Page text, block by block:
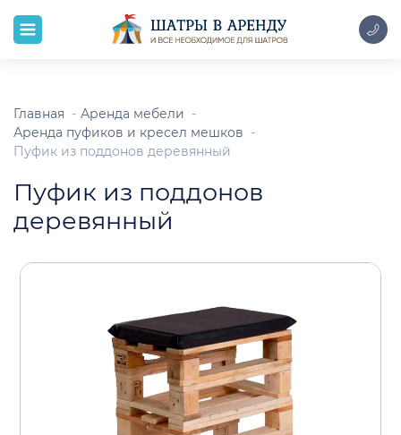
Главная
Аренда мебели
Аренда пуфиков и кресел мешков
Пуфик из поддонов деревянный
Пуфик из поддонов
деревянный